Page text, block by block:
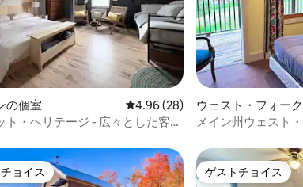
星中5つ星の平均評価
の個室 レビュー28件、5つ星中4.96つ星
4.96 (28)
ト・ヘリテージ - 広々とした客室
ウェスト・フォー
メイン州ウェスト
ョイス
ョイス ゲストチョイス
ゲストチョイス